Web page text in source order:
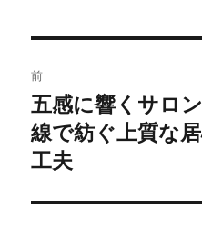
稿
ナ
ビ
ゲ
前
前
の
投
五感に響くサロ
線で紡ぐ上質な
工夫